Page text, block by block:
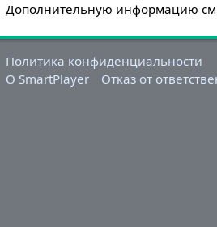
Дополнительную информацию
Политика конфиденциальности
О SmartPlayer
Отказ от